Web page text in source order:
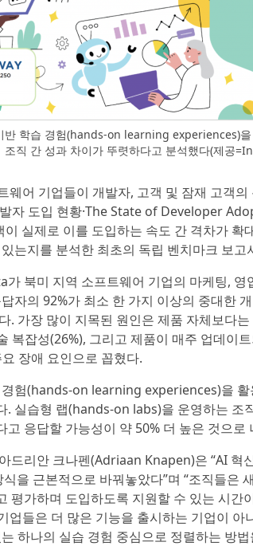
반 학습 경험(hands-on learning experiences)
조직 간 성과 차이가 뚜렷하다고 분석했다(제공
웨어 기업들이 개발자, 고객 및 잠재 고객
자 도입 현황·The State of Developer
실제로 이를 도입하는 속도 간 격차가 확
는지를 분석한 최초의 독립 벤치마크 보고
북미 지역 소프트웨어 기업의 마케팅, 영
자의 92%가 최소 한 가지 이상의 중대한
. 가장 많이 지목된 원인은 제품 자체보다
복잡성(26%), 그리고 제품이 매주 업데이
장애 요인으로 꼽혔다.
험(hands-on learning experiences)을 활
. 실습형 랩(hands-on labs)을 운영하는 조
고 응답할 가능성이 약 50% 더 높은 것으로
드리안 크나펜(Adriaan Knapen)은 “AI 혁
을 근본적으로 바꿔놓았다”며 “조직들은
평가하며 도입하도록 지원할 수 있는 시간
업들은 더 많은 기능을 출시하는 기업이 아
하나의 실습 경험 중심으로 정렬하는 방